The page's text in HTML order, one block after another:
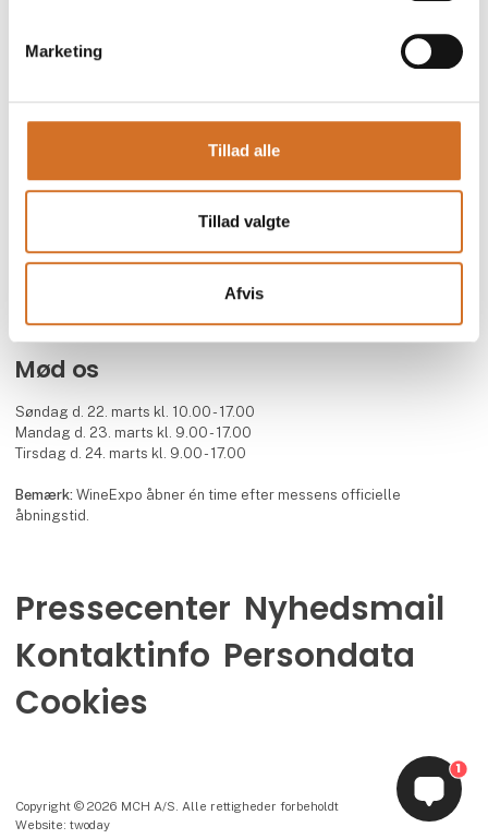
Marketing
Tillad alle
Tillad valgte
Afvis
Find os
7400 Herning
Danmark
Kontakt os
Mød os
Søndag d. 22. marts kl. 10.00 - 17.00
Mandag d. 23. marts kl. 9.00 - 17.00
Tirsdag d. 24. marts kl. 9.00 - 17.00
Bemærk:WineExpo åbner én time efter messens officielle
åbningstid.
Pressecenter Nyhedsmail
Kontaktinfo Persondata
Cookies
Copyright © 2026 MCH A/S. Alle rettigheder forbeholdt
Website: twoday
1